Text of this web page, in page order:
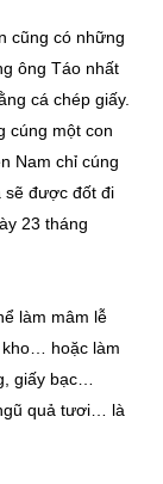
cũng có những
ông Táo nhất
cá chép giấy.
cúng một con
Nam chỉ cúng
sẽ được đốt đi
23 tháng
làm mâm lễ
kho… hoặc làm
giấy bạc…
quả tươi… là